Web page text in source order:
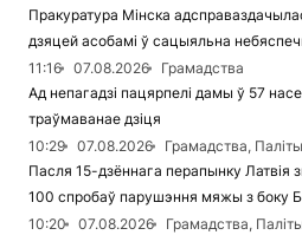
Пракуратура Мінска
дзяцей асобамі ў сацыяльна
11:16
07.08.2026
Грамадства
Ад непагадзі пацярпелі дамы ў 57
траўмаванае дзіця
10:29
07.08.2026
Грамадства,
Пасля 15-дзённага перапынку Латвія
100 спробаў парушэння мяжы з боку
10:20
07.08.2026
Грамадства,